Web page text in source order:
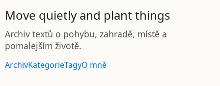
Move quietly and plant things
Archiv textů o pohybu, zahradě, místě a
pomalejším životě.
ArchivKategorieTagyO mně